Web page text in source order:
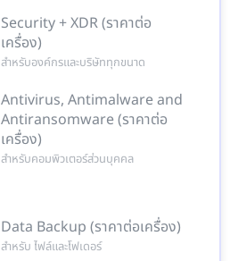
Security + XDR (ราคาต่อ
เครื่อง)
สำหรับองค์กรและบริษัททุกขนาด
Antivirus, Antimalware and
Antiransomware (ราคาต่อ
เครื่อง)
สำหรับคอมพิวเตอร์ส่วนบุคคล
Data Backup (ราคาต่อเครื่อง)
สำหรับ ไฟล์และโฟเดอร์